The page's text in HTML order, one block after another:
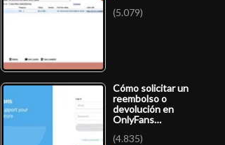
(5.079)
Cómo solicitar un
reembolso o
devolución en
OnlyFans…
(4.835)